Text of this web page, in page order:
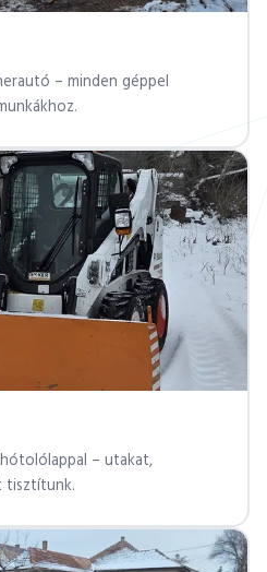
– minden géppel
– utakat,
tisztítunk.